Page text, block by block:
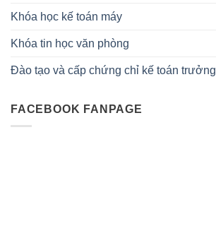
Khóa học kế toán máy
Khóa tin học văn phòng
Đào tạo và cấp chứng chỉ kế toán trưởng
FACEBOOK FANPAGE